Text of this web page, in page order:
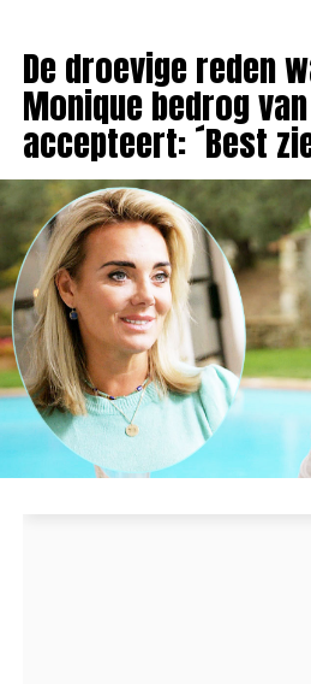
De droevige reden
Monique bedrog
accepteert: ´Best